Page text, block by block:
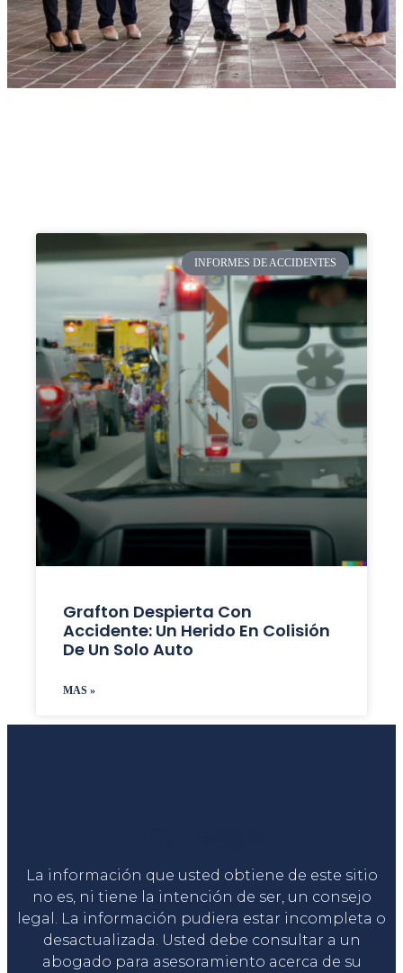
INFORMES DE ACCIDENTES
Grafton Despierta Con
Accidente: Un Herido En Colisión
De Un Solo Auto
MAS »
La información que usted obtiene de este sitio
no es, ni tiene la intención de ser, un consejo
legal. La información pudiera estar incompleta o
desactualizada. Usted debe consultar a un
abogado para asesoramiento acerca de su